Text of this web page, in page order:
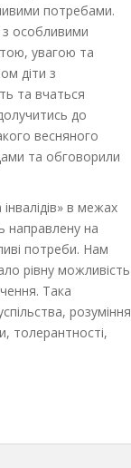
потребами.
особливими
увагою та
діти з
та вчаться
до
весняного
та обговорили
в межах
направлену на
потреби. Нам
рівну можливіcть
Така
розуміння
толерантності,